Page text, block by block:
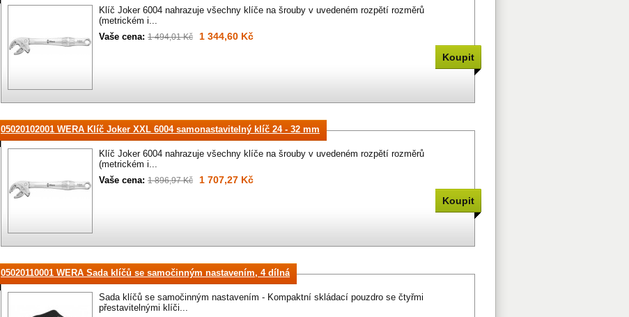
Klíč Joker 6004 nahrazuje všechny klíče na šrouby v uvedeném rozpětí rozměrů
(metrickém i...
Vaše cena: 1 494,01 Kč 1 344,60 Kč
05020102001 WERA Klíč Joker XXL 6004 samonastavitelný klíč 24 - 32 mm
Klíč Joker 6004 nahrazuje všechny klíče na šrouby v uvedeném rozpětí rozměrů
(metrickém i...
Vaše cena: 1 896,97 Kč 1 707,27 Kč
05020110001 WERA Sada klíčů se samočinným nastavením, 4 dílná
Sada klíčů se samočinným nastavením - Kompaktní skládací pouzdro se čtyřmi
přestavitelnými klíči...